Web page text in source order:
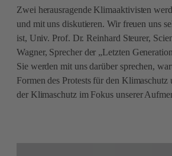
Zwei herausragende Klimaaktivisten
und mit uns diskutieren. Wir freuen uns
ist, Univ. Prof. Dr. Reinhard Steurer,
Wagner, Sprecher der „Letzten
Sie werden mit uns darüber sprechen,
Formen des Protests für den Klimaschutz
der Klimaschutz im Fokus unserer